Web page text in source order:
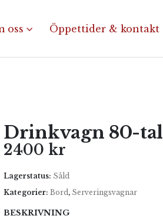
oss Öppettider & kontakt
Drinkvagn 80-tal
2400 kr
Lagerstatus: Såld
Kategorier: Bord, Serveringsvagnar
BESKRIVNING